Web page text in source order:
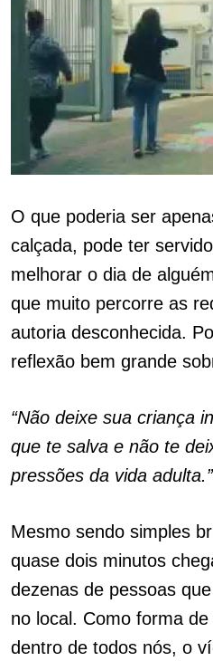
O que poderia ser
calçada, pode ter
melhorar o dia de
que muito percorre as
autoria desconhecida.
reflexão bem grande
“Não deixe sua criança
que te salva e não te
pressões da vida adulta.”
Mesmo sendo simples
quase dois minutos
dezenas de pessoas
no local. Como forma
dentro de todos nós, o